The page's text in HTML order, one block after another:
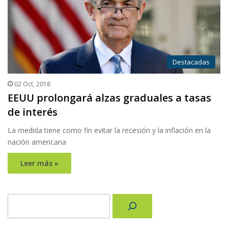
Destacadas
02 Oct, 2018
EEUU prolongará alzas graduales a tasas
de interés
La medida tiene como fin evitar la recesión y la inflación en la
nación americana
Leer más »